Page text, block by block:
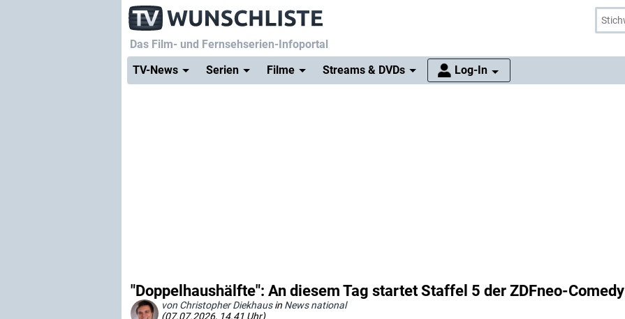
Das Film- und Fernsehserien-Infoportal
TV-News
Serien Filme Streams & DVDs Log-In
"Doppelhaushälfte": An diesem Tag startet Staffel 5 der ZDFneo-Comedy
von Christopher Diekhausin News national
(07.07.2026, 14.41 Uhr)